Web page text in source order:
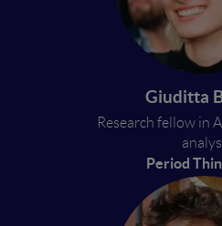
Giuditta
Research fellow in
Period